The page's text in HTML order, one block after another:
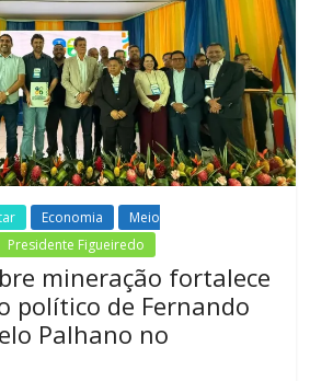
Economia
Meio
Presidente Figueiredo
mineração fortalece
político de Fernando
Palhano no